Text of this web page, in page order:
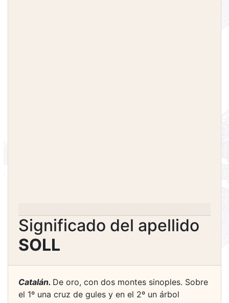
Significado del apellido
SOLL
Catalán. De oro, con dos montes sinoples. Sobre
el 1º una cruz de gules y en el 2º un árbol